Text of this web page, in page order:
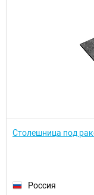
Столешница под
Россия